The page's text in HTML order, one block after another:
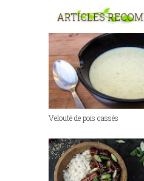
ARTICLES
Velouté de pois cassés